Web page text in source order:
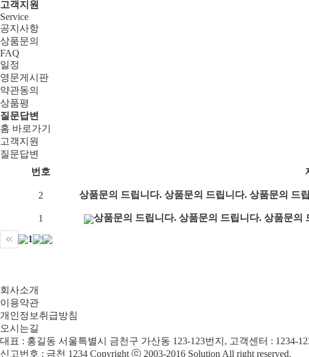
고객지원
Service
공지사항
상품문의
FAQ
일정
영문게시판
약관동의
상품평
질문답변
홈 바로가기
고객지원
질문답변
번호
2 상품문의 드립니다. 상품문의 드립니다. 상품문의 드
1 상품문의 드립니다. 상품문의 드립니다. 상품문의
1
회사소개
이용약관
개인정보취급방침
오시는길
대표 : 홍길동 서울특별시 금천구 가산동 123-123번지, 고객센터 : 1234-
신고번호 : 금천 1234 Copyright ⓒ 2003-2016 Solution All right reserved.